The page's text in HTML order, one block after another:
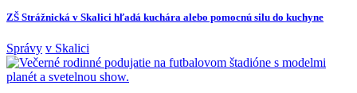
ZŠ Strážnická v Skalici hľadá kuchára alebo pomocnú silu do kuchyne
Správy v Skalici